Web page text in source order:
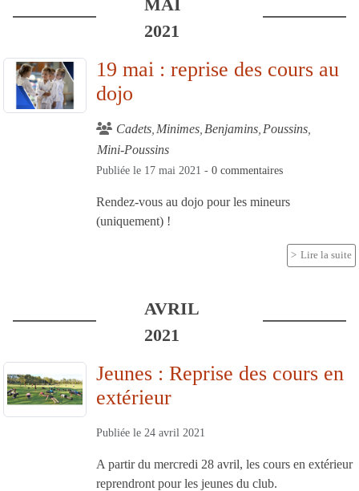
MAI
2021
19 mai : reprise des cours au
dojo
Cadets Minimes Benjamins Poussins
Mini-Poussins
Publiée le 17 mai 2021 - 0 commentaires
Rendez-vous au dojo pour les mineurs
(uniquement) !
Lire la suite
AVRIL
2021
Jeunes : Reprise des cours en
extérieur
Publiée le 24 avril 2021
A partir du mercredi 28 avril, les cours en extérieur
reprendront pour les jeunes du club.